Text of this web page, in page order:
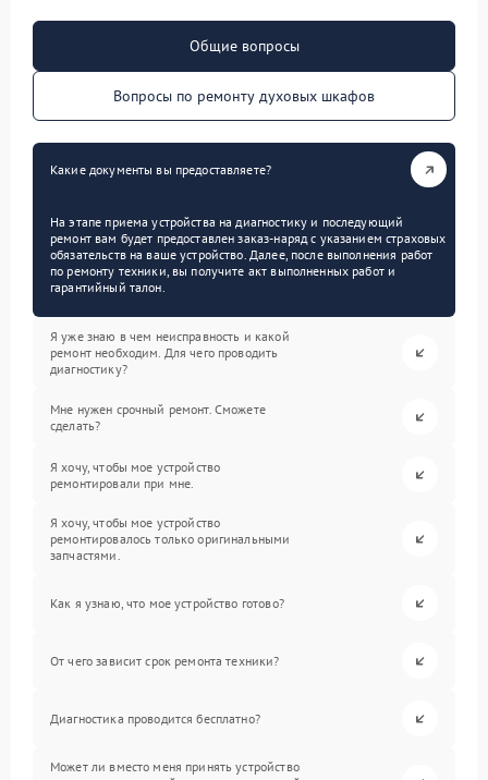
Общие вопросы
Вопросы по ремонту духовых шкафов
Какие документы вы предоставляете?
На этапе приема устройства на диагностику и последующий
ремонт вам будет предоставлен заказ-наряд с указанием страховых
обязательств на ваше устройство. Далее, после выполнения работ
по ремонту техники, вы получите акт выполненных работ и
гарантийный талон.
Я уже знаю в чем неисправность и какой
ремонт необходим. Для чего проводить
диагностику?
Мне нужен срочный ремонт. Сможете
сделать?
Я хочу, чтобы мое устройство
ремонтировали при мне.
Я хочу, чтобы мое устройство
ремонтировалось только оригинальными
запчастями.
Как я узнаю, что мое устройство готово?
От чего зависит срок ремонта техники?
Диагностика проводится бесплатно?
Может ли вместо меня принять устройство